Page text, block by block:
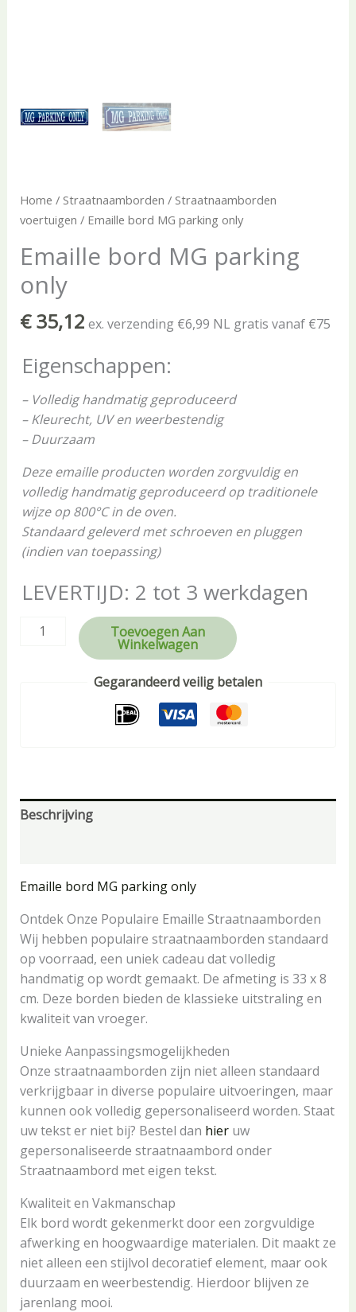
Home / Straatnaamborden / Straatnaamborden
voertuigen / Emaille bord MG parking only
Emaille bord MG parking
only
€35,12 ex. verzending €6,99 NL gratis vanaf €75
Eigenschappen:
– Volledig handmatig geproduceerd
– Kleurecht, UV en weerbestendig
– Duurzaam
Deze emaille producten worden zorgvuldig en
volledig handmatig geproduceerd op traditionele
wijze op 800°C in de oven.
Standaard geleverd met schroeven en pluggen
(indien van toepassing)
LEVERTIJD: 2 tot 3 werkdagen
Toevoegen Aan
Winkelwagen
Gegarandeerd veilig betalen
Beschrijving
Emaille bord MG parking only
Ontdek Onze Populaire Emaille Straatnaamborden
Wij hebben populaire straatnaamborden standaard
op voorraad, een uniek cadeau dat volledig
handmatig op wordt gemaakt. De afmeting is 33 x 8
cm. Deze borden bieden de klassieke uitstraling en
kwaliteit van vroeger.
Unieke Aanpassingsmogelijkheden
Onze straatnaamborden zijn niet alleen standaard
verkrijgbaar in diverse populaire uitvoeringen, maar
kunnen ook volledig gepersonaliseerd worden. Staat
uw tekst er niet bij? Bestel dan hieruw
gepersonaliseerde straatnaambord onder
Straatnaambord met eigen tekst.
Kwaliteit en Vakmanschap
Elk bord wordt gekenmerkt door een zorgvuldige
afwerking en hoogwaardige materialen. Dit maakt ze
niet alleen een stijlvol decoratief element, maar ook
duurzaam en weerbestendig. Hierdoor blijven ze
jarenlang mooi.